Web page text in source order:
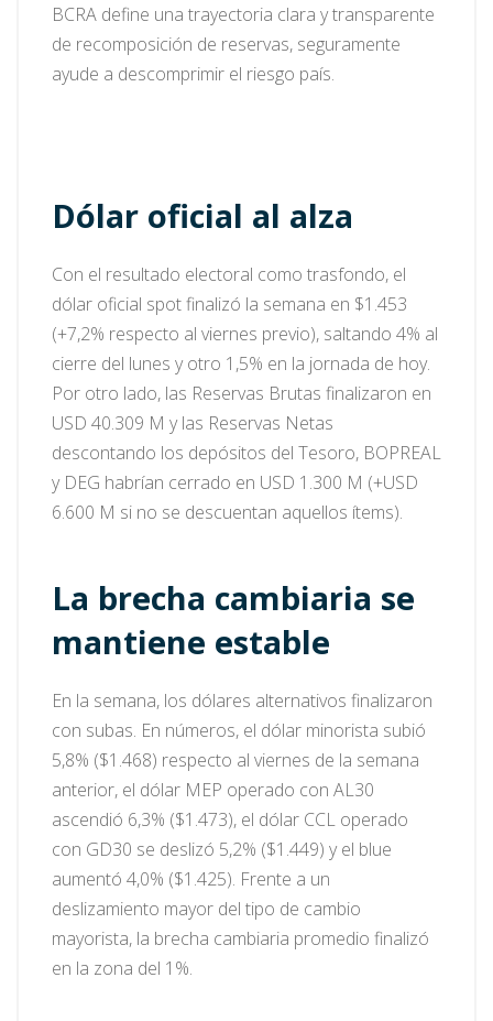
BCRA define una trayectoria clara y transparente
de recomposición de reservas, seguramente
ayude a descomprimir el riesgo país.
Dólar oficial al alza
Con el resultado electoral como trasfondo, el
dólar oficial spot finalizó la semana en $1.453
(+7,2% respecto al viernes previo), saltando 4% al
cierre del lunes y otro 1,5% en la jornada de hoy.
Por otro lado, las Reservas Brutas finalizaron en
USD 40.309 M y las Reservas Netas
descontando los depósitos del Tesoro, BOPREAL
y DEG habrían cerrado en USD 1.300 M (+USD
6.600 M si no se descuentan aquellos ítems).
La brecha cambiaria se
mantiene estable
En la semana, los dólares alternativos finalizaron
con subas. En números, el dólar minorista subió
5,8% ($1.468) respecto al viernes de la semana
anterior, el dólar MEP operado con AL30
ascendió 6,3% ($1.473), el dólar CCL operado
con GD30 se deslizó 5,2% ($1.449) y el blue
aumentó 4,0% ($1.425). Frente a un
deslizamiento mayor del tipo de cambio
mayorista, la brecha cambiaria promedio finalizó
en la zona del 1%.